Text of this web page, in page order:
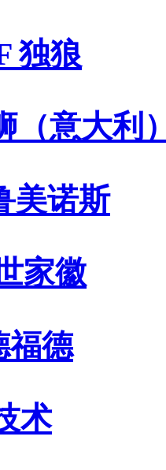
独狼
（意大利
美诺斯
家徽
福德
术